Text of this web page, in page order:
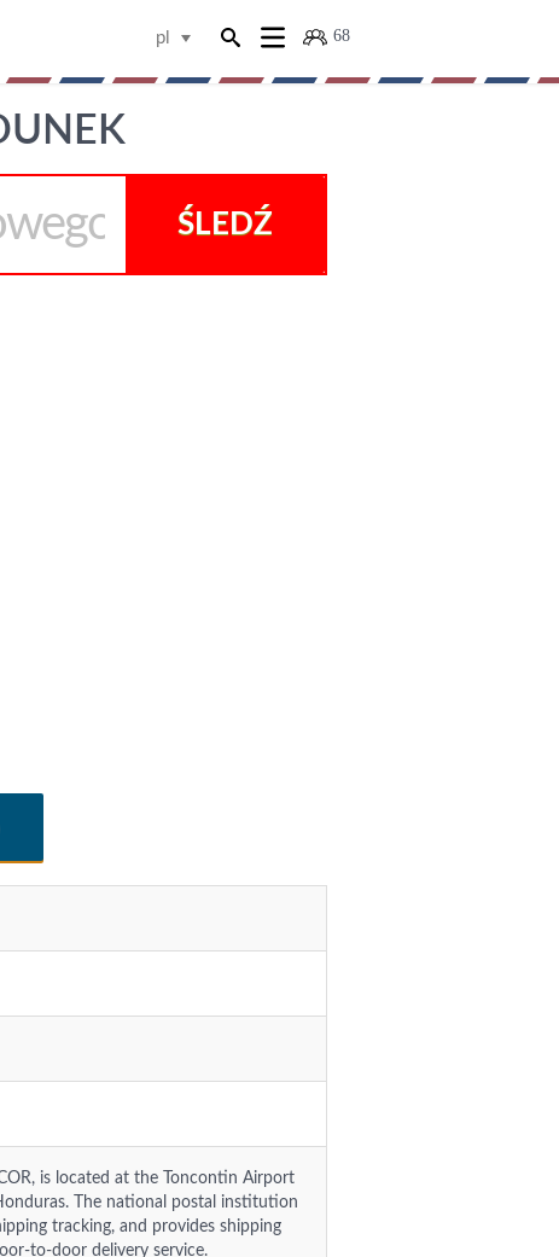
68
pl
ŚLEDŹ
is located at the Toncontin Airport
The national postal institution
tracking, and provides shipping
to-door delivery service.